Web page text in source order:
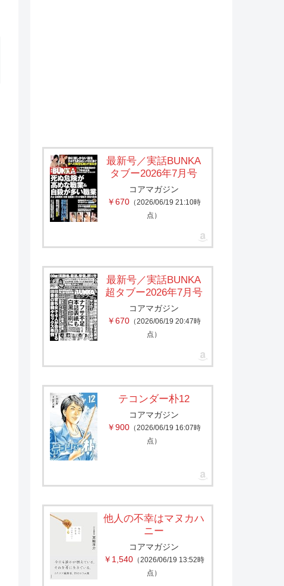
最新号／実話BUNKA
タブー2026年7月号
コアマガジン
￥670（2026/06/19 21:10時
点）
最新号／実話BUNKA
超タブー2026年7月号
コアマガジン
￥670（2026/06/19 20:47時
点）
テコンダー朴12
コアマガジン
￥900（2026/06/19 16:07時
点）
他人の不幸はマヌカハ
ニー
コアマガジン
￥1,540（2026/06/19 13:52時
点）